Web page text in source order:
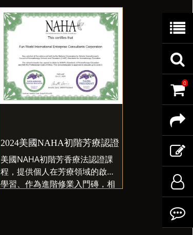
受脫衣按摩者也可以接收高品質
的服務，是非常實用的認證課，
不侷限對病體的服務，更多是自
己與身邊家人親友們的受惠！此
課程屬於一門實踐的芳香學科+術
科，學員在學習過程也須完成IFA
指定作業與個案服務，經官方考
核後始能取得證書！
2024美國NAHA初階芳療認證 實體課程 50小時
美國NAHA初階芳香療法認證課
程，提供個人在芳療領域的啟蒙
學習、作為進階修業入門磚，相
商
錄
查
訂
商
品
物
容
0
分
Line
訂
登
入